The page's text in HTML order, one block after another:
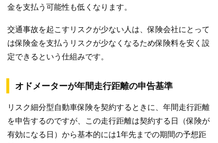
金を支払う可能性も低くなります。
交通事故を起こすリスクが少ない人は、保険会社にとって
は保険金を支払うリスクが少なくなるため保険料を安く設
定できるという仕組みです。
オドメーターが年間走行距離の申告基準
リスク細分型自動車保険を契約するときに、年間走行距離
を申告するのですが、この走行距離は契約する日（保険が
有効になる日）から基本的には1年先までの期間の予想距